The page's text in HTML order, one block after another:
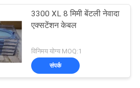
3300 XL 8 मिमी बेंटली नेवादा
एक्सटेंशन केबल
विनिमय योग्य MOQ:1
संपर्क